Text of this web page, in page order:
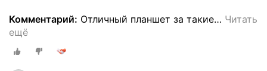
Комментарий: Отличный планшет за такие… Читать
ещё